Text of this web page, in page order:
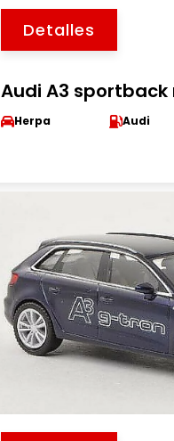
Detalles
Audi A3 sportback
Herpa Audi